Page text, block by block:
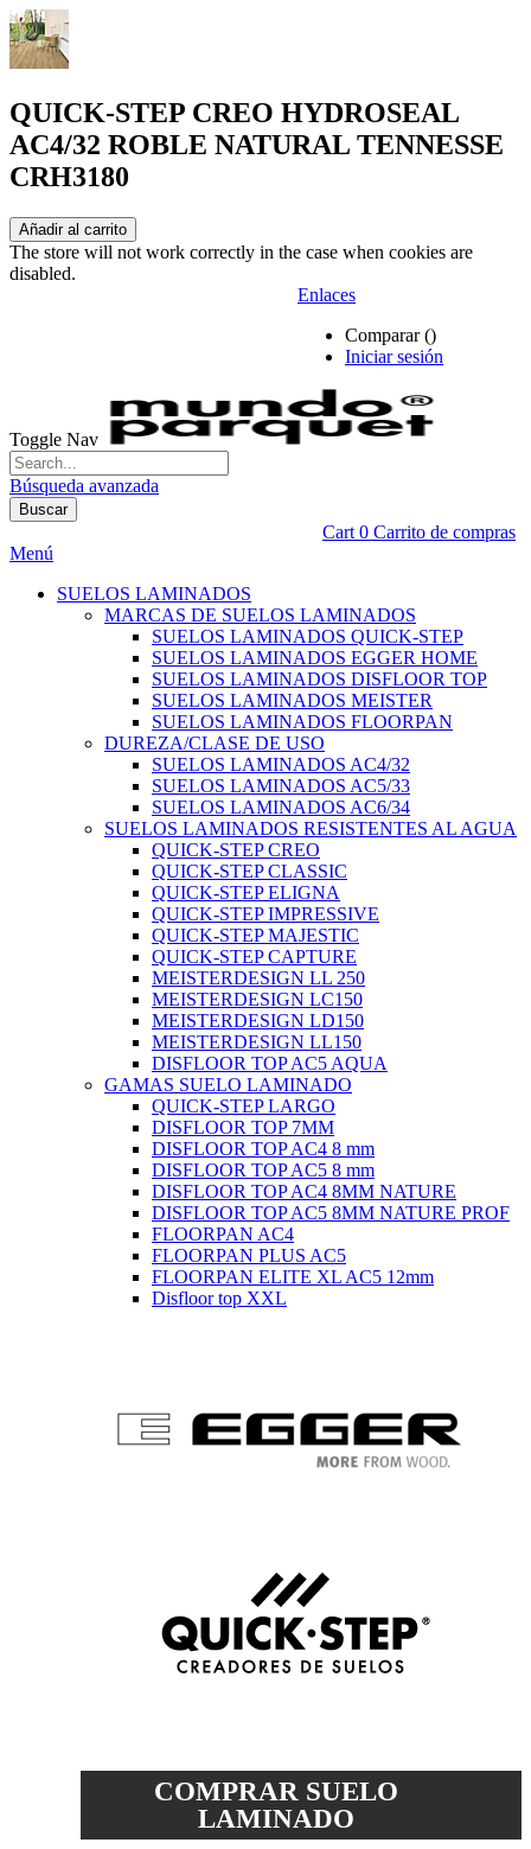
QUICK-STEP CREO HYDROSEAL
AC4/32 ROBLE NATURAL TENNESSE
CRH3180
Añadir al carrito
The store will not work correctly in the case when cookies are
disabled.
Enlaces
Comparar ()
Iniciar sesión
Toggle Nav
Búsqueda avanzada
Buscar
Cart 0 Carrito de compras
Menú
SUELOS LAMINADOS
MARCAS DE SUELOS LAMINADOS
SUELOS LAMINADOS QUICK-STEP
SUELOS LAMINADOS EGGER HOME
SUELOS LAMINADOS DISFLOOR TOP
SUELOS LAMINADOS MEISTER
SUELOS LAMINADOS FLOORPAN
DUREZA/CLASE DE USO
SUELOS LAMINADOS AC4/32
SUELOS LAMINADOS AC5/33
SUELOS LAMINADOS AC6/34
SUELOS LAMINADOS RESISTENTES AL AGUA
QUICK-STEP CREO
QUICK-STEP CLASSIC
QUICK-STEP ELIGNA
QUICK-STEP IMPRESSIVE
QUICK-STEP MAJESTIC
QUICK-STEP CAPTURE
MEISTERDESIGN LL 250
MEISTERDESIGN LC150
MEISTERDESIGN LD150
MEISTERDESIGN LL150
DISFLOOR TOP AC5 AQUA
GAMAS SUELO LAMINADO
QUICK-STEP LARGO
DISFLOOR TOP 7MM
DISFLOOR TOP AC4 8 mm
DISFLOOR TOP AC5 8 mm
DISFLOOR TOP AC4 8MM NATURE
DISFLOOR TOP AC5 8MM NATURE PROF
FLOORPAN AC4
FLOORPAN PLUS AC5
FLOORPAN ELITE XL AC5 12mm
Disfloor top XXL
COMPRAR SUELO
LAMINADO